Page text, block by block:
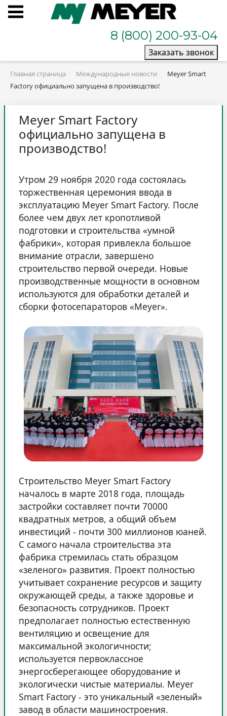
8 (800) 200-93-04
Заказать звонок
Главная страница Международные новости
Meyer Smart
Factory официально запущена в производство!
Meyer Smart Factory
официально запущена в
производство!
Утром 29 ноября 2020 года состоялась
торжественная церемония ввода в
эксплуатацию Meyer Smart Factory. После
более чем двух лет кропотливой
подготовки и строительства «умной
фабрики», которая привлекла большое
внимание отрасли, завершено
строительство первой очереди. Новые
производственные мощности в основном
используются для обработки деталей и
сборки фотосепараторов «Meyer».
Строительство Meyer Smart Factory
началось в марте 2018 года, площадь
застройки составляет почти 70000
квадратных метров, а общий объем
инвестиций - почти 300 миллионов юаней.
С самого начала строительства эта
фабрика стремилась стать образцом
«зеленого» развития. Проект полностью
учитывает сохранение ресурсов и защиту
окружающей среды, а также здоровье и
безопасность сотрудников. Проект
предполагает полностью естественную
вентиляцию и освещение для
максимальной экологичности;
используется первоклассное
энергосберегающее оборудование и
экологически чистые материалы. Meyer
Smart Factory - это уникальный «зеленый»
завод в области машиностроения.